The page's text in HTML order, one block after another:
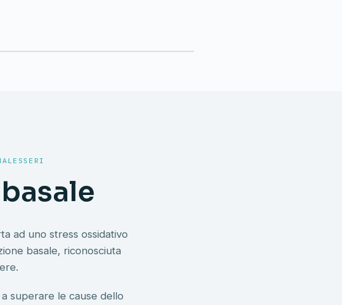
ad uno stress ossidativo
basale, riconosciuta
superare le cause dello